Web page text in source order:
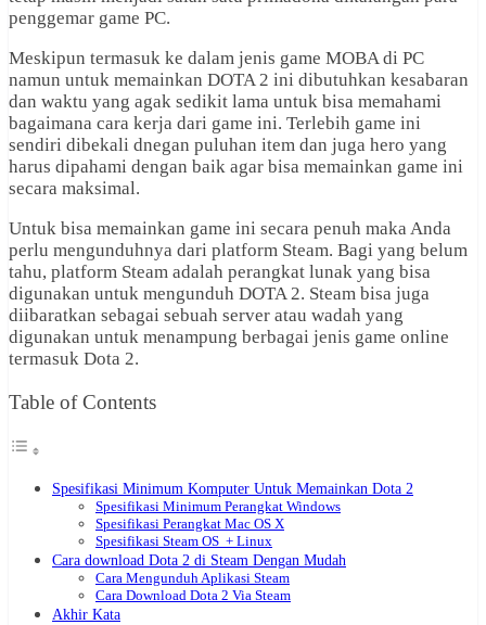
penggemar game PC.
Meskipun termasuk ke dalam jenis game MOBA di PC
namun untuk memainkan DOTA 2 ini dibutuhkan kesabaran
dan waktu yang agak sedikit lama untuk bisa memahami
bagaimana cara kerja dari game ini. Terlebih game ini
sendiri dibekali dnegan puluhan item dan juga hero yang
harus dipahami dengan baik agar bisa memainkan game ini
secara maksimal.
Untuk bisa memainkan game ini secara penuh maka Anda
perlu mengunduhnya dari platform Steam. Bagi yang belum
tahu, platform Steam adalah perangkat lunak yang bisa
digunakan untuk mengunduh DOTA 2. Steam bisa juga
diibaratkan sebagai sebuah server atau wadah yang
digunakan untuk menampung berbagai jenis game online
termasuk Dota 2.
Table of Contents
Spesifikasi Minimum Komputer Untuk Memainkan Dota 2
Spesifikasi Minimum Perangkat Windows
Spesifikasi Perangkat Mac OS X
Spesifikasi Steam OS + Linux
Cara download Dota 2 di Steam Dengan Mudah
Cara Mengunduh Aplikasi Steam
Cara Download Dota 2 Via Steam
Akhir Kata